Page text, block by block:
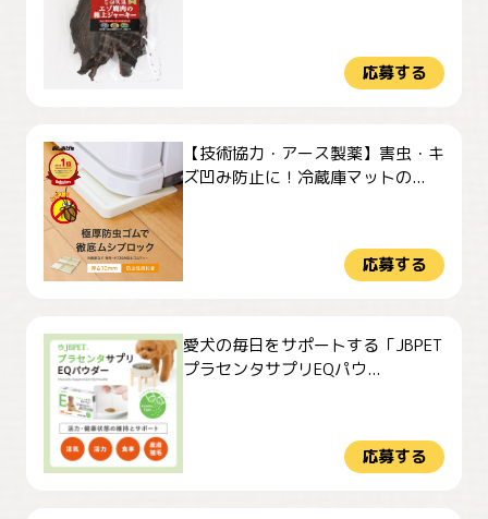
応募する
【技術協力・アース製薬】害虫・キ
ズ凹み防止に！冷蔵庫マットの...
応募する
愛犬の毎日をサポートする「JBPET
プラセンタサプリEQパウ...
応募する